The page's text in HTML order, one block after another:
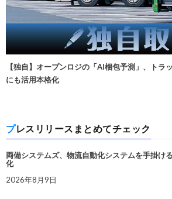
【独自】オープンロジの「AI梱包予測」、トラ
にも活用本格化
プレスリリースまとめてチェック
両備システムズ、物流自動化システムを手掛け
化
2026年8月9日